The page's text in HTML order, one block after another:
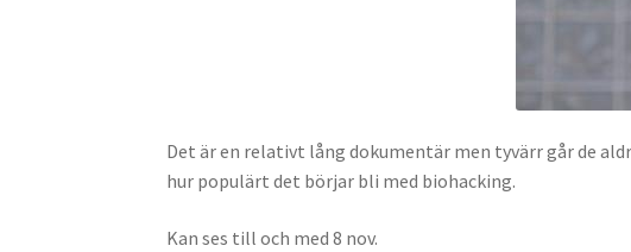
Det är en relativt lång dokumentär men tyvärr går de
hur populärt det börjar bli med biohacking.
Kan ses till och med 8 nov.